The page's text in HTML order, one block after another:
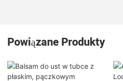
Powiązane Produkty